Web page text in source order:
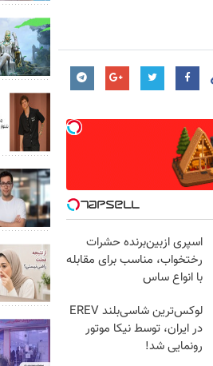
اسپری ازبین‌برنده حشرات
رختخواب، مناسب برای مقابله
با انواع ساس
لوکس‌ترین شاسی‌بلند EREV
در ایران، توسط نیکا موتور
رونمایی شد!